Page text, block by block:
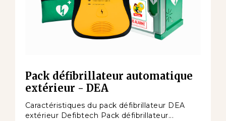
Pack défibrillateur automatique
extérieur - DEA
Caractéristiques du pack défibrillateur DEA
extérieur Defibtech Pack défibrillateur...